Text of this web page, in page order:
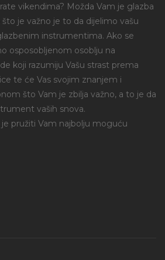
vikendima? Možda Vam je glazba
je važno je to da dijelimo vašu
instrumentima. Ako se
osposobljenom osoblju na
koji razumiju Vašu strast prema
te će Vas svojim znanjem i
što Vam je zbilja važno, a to je da
vaših snova.
je pružiti Vam najbolju moguću